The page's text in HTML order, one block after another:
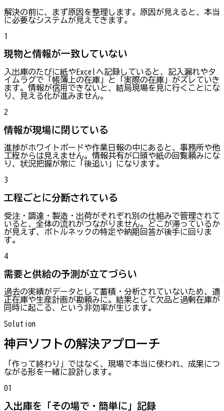
解決の前に、まず原因を整理します。原因が見えると、本当
に必要なシステムが見えてきます。
1
現物と情報が一致していない
入出庫のたびに紙やExcelへ記録していると、記入漏れやタ
イムラグで「帳簿上の在庫」と「実際の在庫」がズレていき
ます。情報が信用できないと、結局現場を見に行くことにな
り、見える化が進みません。
2
情報が現場に閉じている
進捗がホワイトボードや作業日報の中にあると、事務所や他
工程からは見えません。情報共有が口頭や紙の回覧頼みにな
り、状況把握が常に「後追い」になります。
3
工程ごとに分断されている
受注・調達・製造・出荷がそれぞれ別の仕組みで管理されて
いると、全体の流れがつながりません。どこが滞っているか
が見えず、ボトルネックの特定や納期回答が後手に回りま
す。
4
需要と供給の予測が立てづらい
過去の実績がデータとして蓄積・分析されていないため、適
正在庫や生産計画が勘頼みに。結果として欠品と過剰在庫が
同時に起こる、という非効率が生じます。
Solution
神戸ソフトの解決アプローチ
「作って終わり」ではなく、現場で本当に使われ、成果につ
ながる形を一緒に設計します。
01
入出庫を「その場で・簡単に」記録